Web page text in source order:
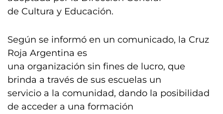
de Cultura y Educación.
Según se informó en un comunicado, la Cruz
Roja Argentina es
una organización sin fines de lucro, que
brinda a través de sus escuelas un
servicio a la comunidad, dando la posibilidad
de acceder a una formación